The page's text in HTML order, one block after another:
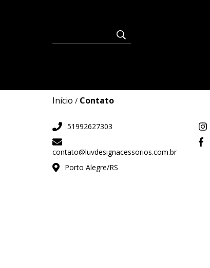
Início / Contato
51992627303
contato@luvdesignacessorios.com.br
Porto Alegre/RS